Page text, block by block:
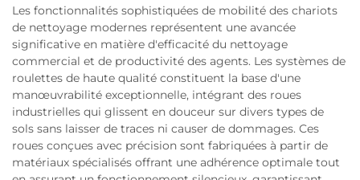
Les fonctionnalités sophistiquées de mobilité des chariots
de nettoyage modernes représentent une avancée
significative en matière d'efficacité du nettoyage
commercial et de productivité des agents. Les systèmes de
roulettes de haute qualité constituent la base d'une
manœuvrabilité exceptionnelle, intégrant des roues
industrielles qui glissent en douceur sur divers types de
sols sans laisser de traces ni causer de dommages. Ces
roues conçues avec précision sont fabriquées à partir de
matériaux spécialisés offrant une adhérence optimale tout